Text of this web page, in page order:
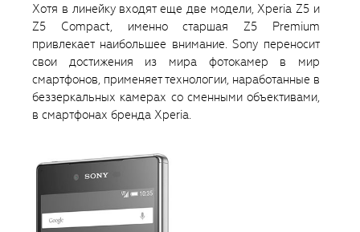
Хотя в линейку входят еще две модели, Xperia Z5 и
Z5 Compact, именно старшая Z5 Premium
привлекает наибольшее внимание. Sony переносит
свои достижения из мира фотокамер в мир
смартфонов, применяет технологии, наработанные в
беззеркальных камерах со сменными объективами,
в смартфонах бренда Xperia.